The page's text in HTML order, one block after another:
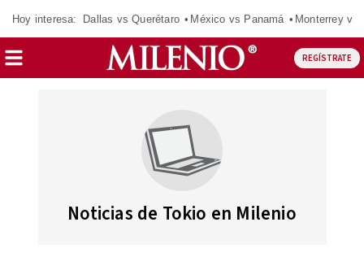
Hoy interesa: Dallas vs Querétaro México vs Panamá Monterrey vs
REGÍSTRATE
Noticias de Tokio en Milenio